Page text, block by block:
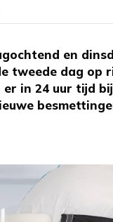
en
tweede dag op
in 24 uur tijd